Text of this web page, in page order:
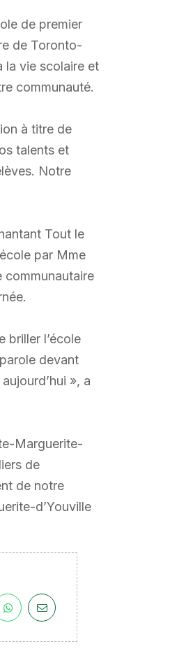
de premier
de Toronto-
la vie scolaire et
communauté.
à titre de
talents et
Notre
Tout le
par Mme
communautaire
briller l’école
devant
», a
Marguerite-
de
de notre
d’Youville